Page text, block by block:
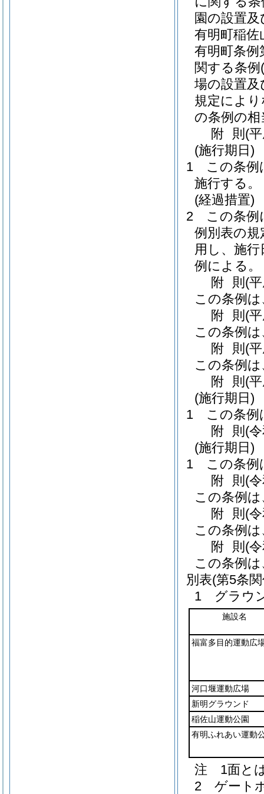
園の設置
有明町稲佐
有明町条例
関する条例
場の設置
規定によ
の条例の
附 則 (
(施行期日)
1
この条例
施行する。
(経過措置)
2
この条例
例別表の
用し、施
例による。
附 則 (
この条例
附 則 (
この条例
附 則 (
この条例
附 則 (
(施行期日)
1
この条例
附 則 (
(施行期日)
1
この条例
附 則 (
この条例
附 則 (
この条例
附 則 (
この条例
別表(第5条
1 グラウ
施設名
福富多目的運動広
河口堰運動広場
新明グラウンド
稲佐山運動公園
有明ふれあい運動
注 1面と
2 ゲート